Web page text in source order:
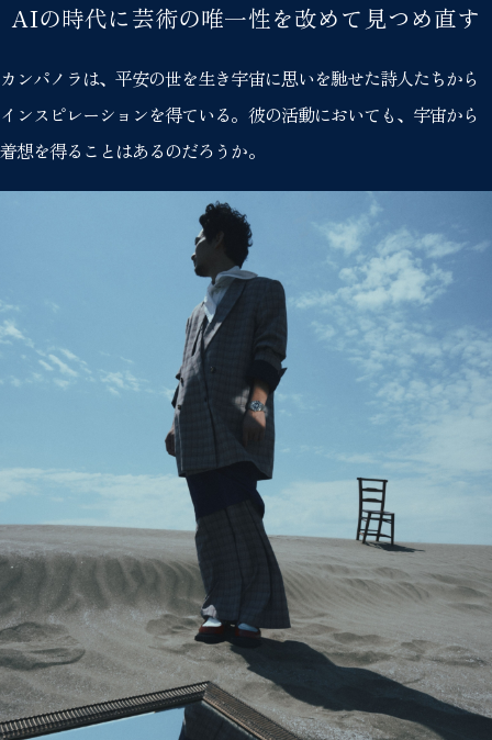
AIの時代に芸術の唯一性を改めて見つめ直す
カンパノラは、平安の世を生き宇宙に思いを馳せた詩人たちから
インスピレーションを得ている。彼の活動においても、宇宙から
着想を得ることはあるのだろうか。